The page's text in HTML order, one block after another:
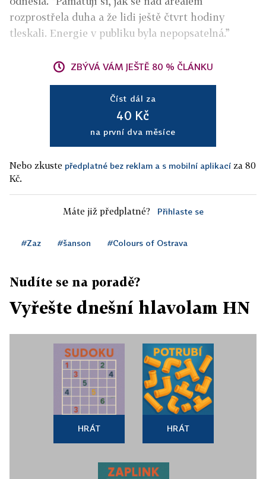
rozprostřela duha a že lidi ještě čtvrt hodiny
tleskali. Energie v publiku byla nepopsatelná.”
ZBÝVÁ VÁM JEŠTĚ 80 % ČLÁNKU
Číst dál za
40 Kč
na první dva měsíce
Nebo zkuste předplatné bez reklam a s mobilní aplikací za 80
Kč.
Máte již předplatné? Přihlaste se
#Zaz #šanson #Colours of Ostrava
Nudíte se na poradě?
Vyřešte dnešní hlavolam HN
HRÁT HRÁT